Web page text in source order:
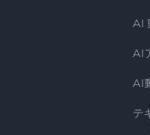
AI
AI
AI
テ